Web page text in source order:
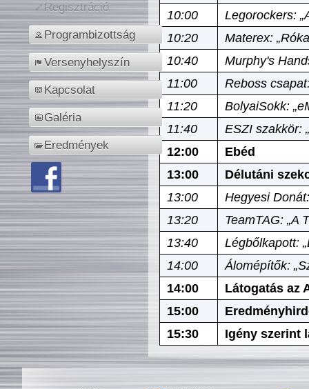
Regisztráció
Programbizottság
Versenyhelyszín
Kapcsolat
Galéria
Eredmények
10:00
Legorockers:
10:20
Materex:
10:40
Murphy's
11:00
Reboss
11:20
BolyaiSokk:
11:40
ESZI szakkör:
12:00
Ebéd
13:00
Délutáni
13:00
Hegyesi
13:20
TeamTAG: „A
13:40
Légbőlkapott:
14:00
Álomépítők:
14:00
Látogatás az
15:00
15:30
Igény szerint